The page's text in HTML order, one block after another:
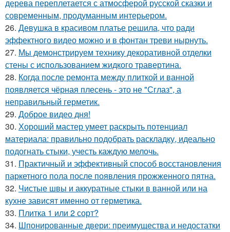
дерева переплетается с атмосферой русской сказки и
современным, продуманным интерьером.
26. Девушка в красивом платье решила, что ради
эффектного видео можно и в фонтан треви нырнуть.
27. Мы демонстрируем технику декоративной отделки
стены с использованием жидкого травертина.
28. Когда после ремонта между плиткой и ванной
появляется чёрная плесень - это не "Сглаз", а
неправильный герметик.
29. Доброе видео дня!
30. Хороший мастер умеет раскрыть потенциал
материала: правильно подобрать раскладку, идеально
подогнать стыки, учесть каждую мелочь.
31. Практичный и эффективный способ восстановления
паркетного пола после появления прожженного пятна.
32. Чистые швы и аккуратные стыки в ванной или на
кухне зависят именно от герметика.
33. Плитка 1 или 2 сорт?
34. Шпонированные двери: преимущества и недостатки